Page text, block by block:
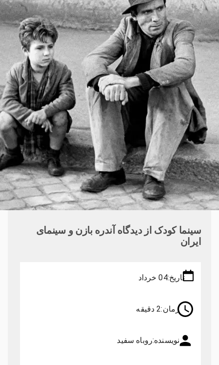
سینما کودک از دیدگاه آندره بازن و سینمای
ایران
تاریخ:04 خرداد
زمان:2 دقیقه
نویسنده:روباه سفید